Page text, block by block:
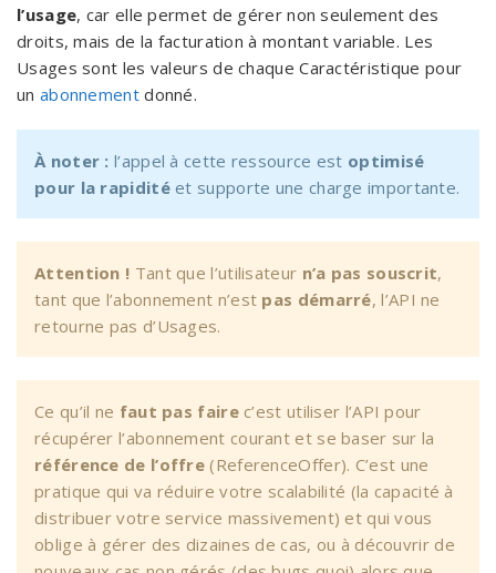
l’usage, car elle permet de gérer non seulement des
droits, mais de la facturation à montant variable. Les
Usages sont les valeurs de chaque Caractéristique pour
un abonnementdonné.
À noter : l’appel à cette ressource est optimisé
pour la rapiditéet supporte une charge importante.
Attention ! Tant que l’utilisateur n’a pas souscrit,
tant que l’abonnement n’est pas démarré, l’API ne
retourne pas d’Usages.
Ce qu’il ne faut pas fairec’est utiliser l’API pour
récupérer l’abonnement courant et se baser sur la
référence de l’offre (ReferenceOffer). C’est une
pratique qui va réduire votre scalabilité (la capacité à
distribuer votre service massivement) et qui vous
oblige à gérer des dizaines de cas, ou à découvrir de